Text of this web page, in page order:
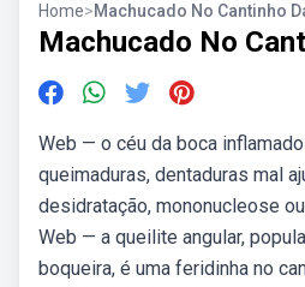
Home>Machucado No Cantinho
Machucado No
Web — o céu da boca
queimaduras, dentaduras mal
desidratação, mononucleose
Web — a queilite angular,
boqueira, é uma feridinha no